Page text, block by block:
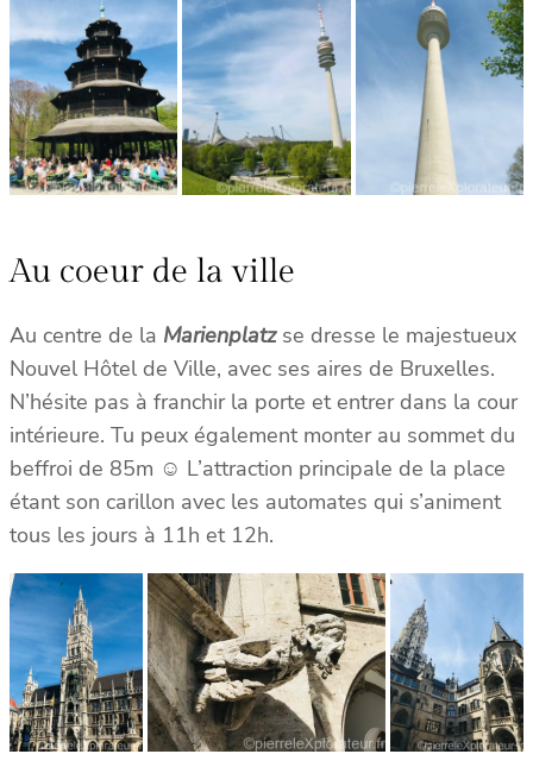
Au coeur de la ville
Au centre de la Marienplatzse dresse le majestueux
Nouvel Hôtel de Ville, avec ses aires de Bruxelles.
N’hésite pas à franchir la porte et entrer dans la cour
intérieure. Tu peux également monter au sommet du
beffroi de 85m ☺ L’attraction principale de la place
étant son carillon avec les automates qui s’animent
tous les jours à 11h et 12h.